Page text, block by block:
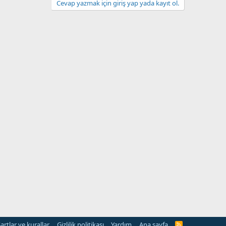
Cevap yazmak için giriş yap yada kayıt ol.
R